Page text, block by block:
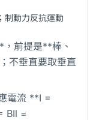
制動力反抗運動
前提是**棒、
不垂直要取垂直
電流 **I =
BIl =